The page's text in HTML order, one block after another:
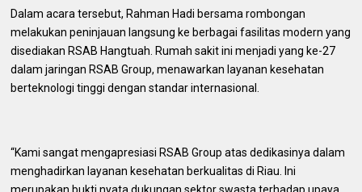
Dalam acara tersebut, Rahman Hadi bersama rombongan
melakukan peninjauan langsung ke berbagai fasilitas modern yang
disediakan RSAB Hangtuah. Rumah sakit ini menjadi yang ke-27
dalam jaringan RSAB Group, menawarkan layanan kesehatan
berteknologi tinggi dengan standar internasional.
“Kami sangat mengapresiasi RSAB Group atas dedikasinya dalam
menghadirkan layanan kesehatan berkualitas di Riau. Ini